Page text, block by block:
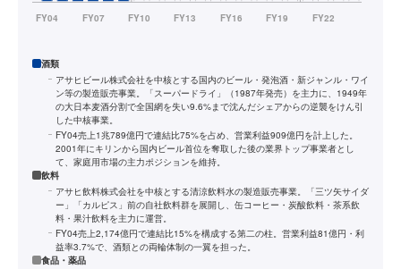
酒類
アサヒビール株式会社を中核とする国内のビール・発泡酒・新ジャンル・ワイ
ン等の製造販売事業。「スーパードライ」（1987年発売）を主力に、1949年
の大日本麦酒分割で全国網を失い9.6%まで沈んだシェアからの逆襲をけん引
した中核事業。
FY04売上1兆789億円で連結比75%を占め、営業利益909億円を計上した。
2001年にキリンから国内ビール首位を奪取した後の業界トップ事業者とし
て、家庭用市場の主力ポジションを維持。
飲料
アサヒ飲料株式会社を中核とする清涼飲料水の製造販売事業。「三ツ矢サイダ
ー」「カルピス」前の自社飲料群を展開し、缶コーヒー・炭酸飲料・茶系飲
料・果汁飲料を主力に運営。
FY04売上2,174億円で連結比15%を構成する第二の柱。営業利益81億円・利
益率3.7%で、酒類との両輪体制の一翼を担った。
食品・薬品